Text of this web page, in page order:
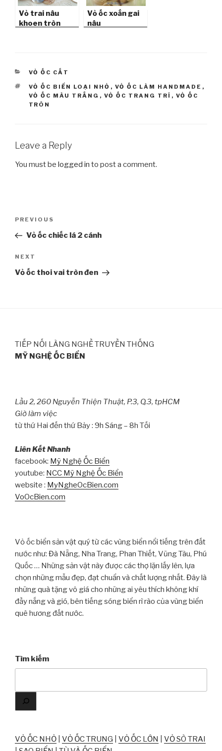
Vỏ trai nâu
khoen tròn
Vỏ ốc xoắn gai
nâu
CATEGORIES
VỎ ỐC CẮT
TAGS
VỎ ỐC BIỂN LOẠI NHỎ , VỎ ỐC LÀM HANDMADE ,
VỎ ỐC MÀU TRẮNG , VỎ ỐC TRANG TRÍ , VỎ ỐC
TRÒN
Leave a Reply
You must be logged in to post a comment.
Post
navigation
Previous
Post
PREVIOUS
Vỏ ốc chiếc lá 2 cánh
Next
Post
NEXT
Vỏ ốc thoi vai tròn đen
TIẾP NỐI LÀNG NGHỀ TRUYỀN THỐNG
MỸ NGHỆ ỐC BIỂN
Lầu 2, 260 Nguyễn Thiện Thuật, P.3, Q.3, tpHCM
Giờ làm việc
từ thứ Hai đến thứ Bảy : 9h Sáng – 8h Tối
Liên Kết Nhanh
facebook: Mỹ Nghệ Ốc Biển
youtube: NCC Mỹ Nghệ Ốc Biển
website : MyNgheOcBien.com
VoOcBien.com
Vỏ ốc biển sản vật quý từ các vùng biển nổi tiếng trên đất
nước như: Đà Nẵng, Nha Trang, Phan Thiết, Vũng Tàu, Phú
Quốc … Những sản vật này được các thợ lặn lấy lên, lựa
chọn những mẫu đẹp, đạt chuẩn và chất lượng nhất. Đây là
những quà tặng vô giá cho những ai yêu thích không khí
đầy nắng và gió, bên tiếng sóng biển rì rào của vùng biển
quê hương đất nước.
Tìm kiếm
VỎ ỐC NHỎ VỎ ỐC TRUNG VỎ ỐC LỚN
VỎ SÒ TRAI